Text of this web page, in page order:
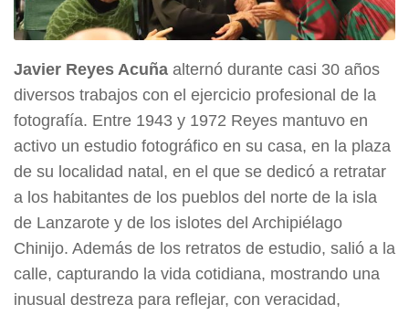
Javier Reyes Acuña alternó durante casi 30 años
diversos trabajos con el ejercicio profesional de la
fotografía. Entre 1943 y 1972 Reyes mantuvo en
activo un estudio fotográfico en su casa, en la plaza
de su localidad natal, en el que se dedicó a retratar
a los habitantes de los pueblos del norte de la isla
de Lanzarote y de los islotes del Archipiélago
Chinijo. Además de los retratos de estudio, salió a la
calle, capturando la vida cotidiana, mostrando una
inusual destreza para reflejar, con veracidad,